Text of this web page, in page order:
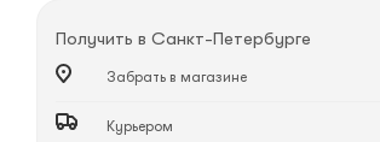
Получить в Санкт-Петербурге
Забрать в магазине
Курьером